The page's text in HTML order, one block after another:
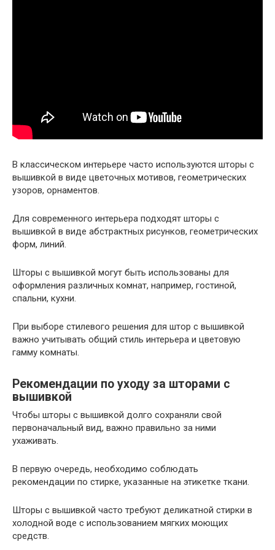
В классическом интерьере часто используются шторы с
вышивкой в виде цветочных мотивов, геометрических
узоров, орнаментов.
Для современного интерьера подходят шторы с
вышивкой в виде абстрактных рисунков, геометрических
форм, линий.
Шторы с вышивкой могут быть использованы для
оформления различных комнат, например, гостиной,
спальни, кухни.
При выборе стилевого решения для штор с вышивкой
важно учитывать общий стиль интерьера и цветовую
гамму комнаты.
Рекомендации по уходу за шторами с
вышивкой
Чтобы шторы с вышивкой долго сохраняли свой
первоначальный вид, важно правильно за ними
ухаживать.
В первую очередь, необходимо соблюдать
рекомендации по стирке, указанные на этикетке ткани.
Шторы с вышивкой часто требуют деликатной стирки в
холодной воде с использованием мягких моющих
средств.